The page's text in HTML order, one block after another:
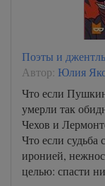
Поэты и
Автор: Юлия
Что если
умерли так
Чехов и
Что если судьба
иронией,
целью: спасти